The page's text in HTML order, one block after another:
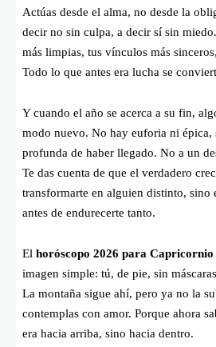
Actúas desde el alma, no desde la
decir no sin culpa, a decir sí sin
más limpias, tus vínculos más
Todo lo que antes era lucha se
Y cuando el año se acerca a su fin,
modo nuevo. No hay euforia ni épica,
profunda de haber llegado. No a un
Te das cuenta de que el verdadero
transformarte en alguien distinto, sino
antes de endurecerte tanto.
El horóscopo 2026 para Capricornio
imagen simple: tú, de pie, sin
La montaña sigue ahí, pero ya no la
contemplas con amor. Porque ahora
era hacia arriba, sino hacia dentro.